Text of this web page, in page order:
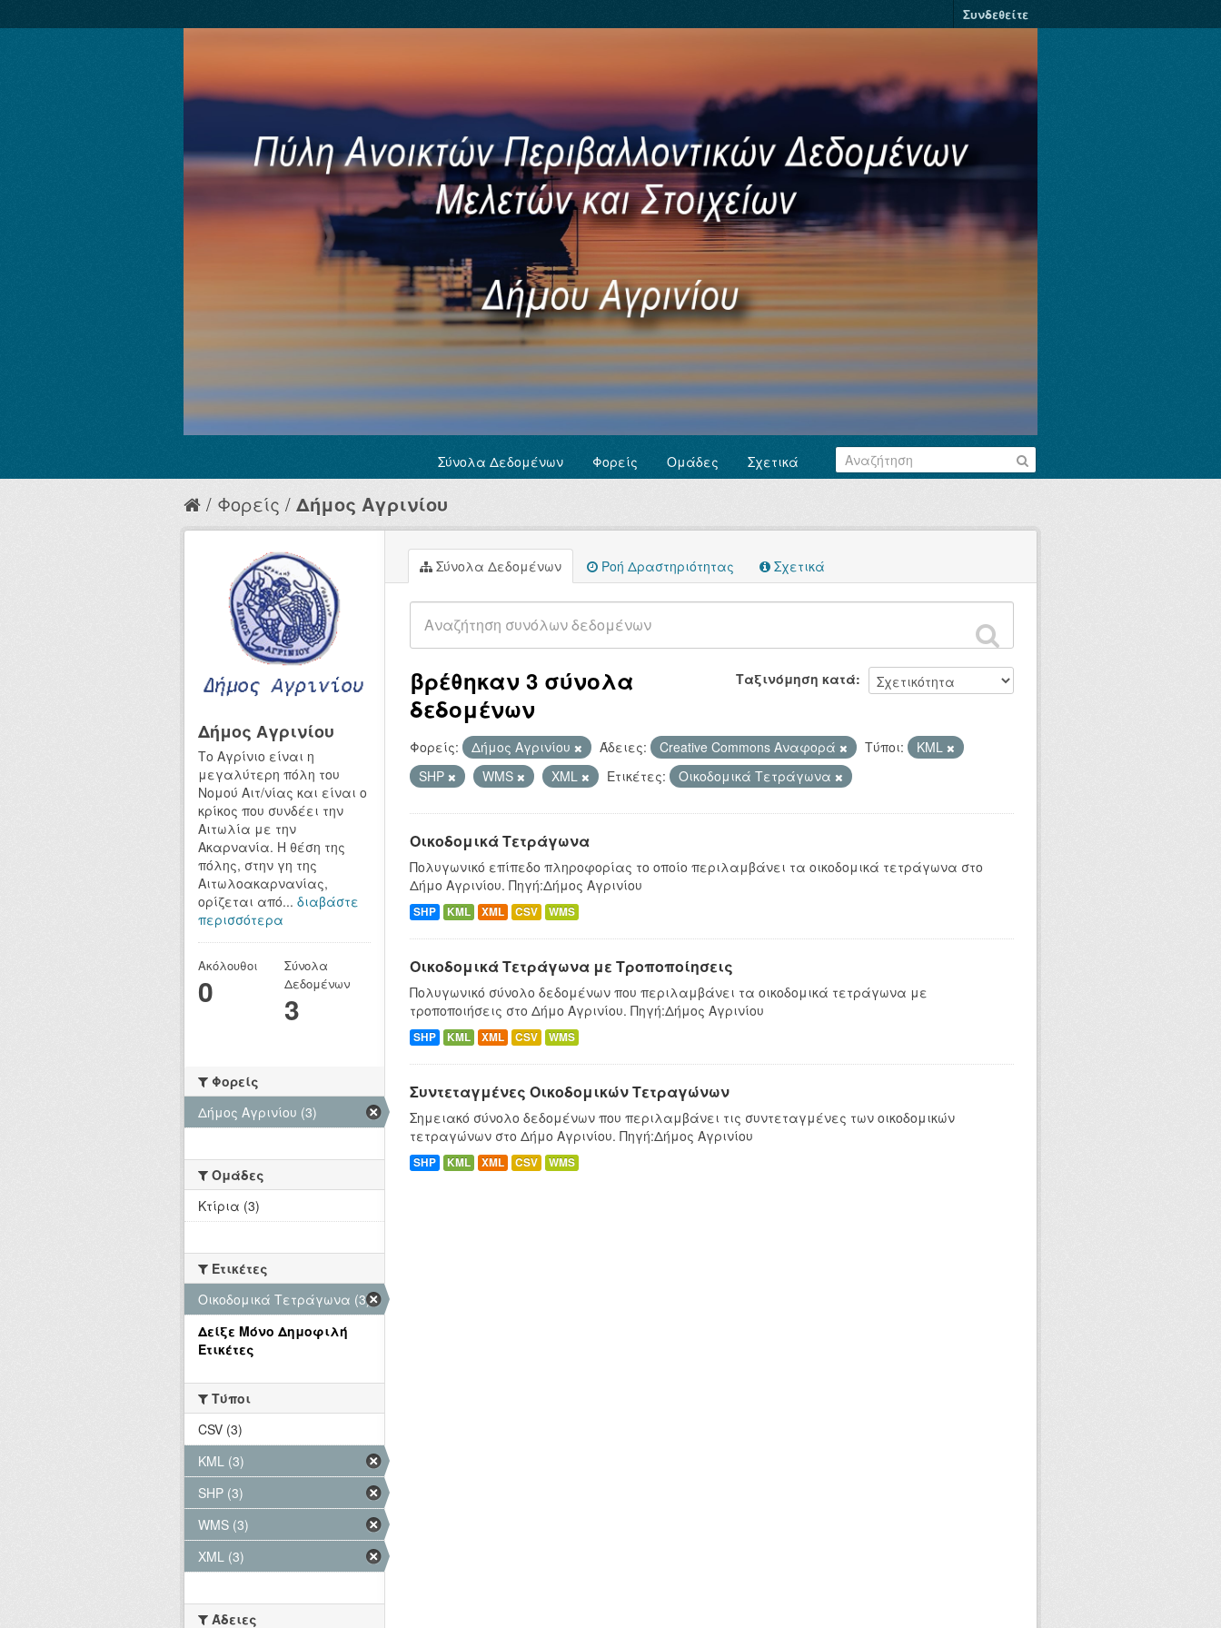
Συνδεθείτε
Σύνολα Δεδομένων Φορείς Ομάδες Σχετικά
Φορείς Δήμος Αγρινίου
Σύνολα Δεδομένων Ροή Δραστηριότητας Σχετικά
Ταξινόμηση κατά
βρέθηκαν 3 σύνολα
δεδομένων
Φορείς: Δήμος Αγρινίου Άδειες: Creative Commons Αναφορά Τύποι:
KML
SHP
WMS XML Ετικέτες: Οικοδομικά Τετράγωνα
Οικοδομικά Τετράγωνα
Πολυγωνικό επίπεδο πληροφορίας το οποίο περιλαμβάνει τα οικοδομικά τετράγωνα στο
Δήμο Αγρινίου. Πηγή:Δήμος Αγρινίου
SHP KML XML CSV WMS
Οικοδομικά Τετράγωνα με Τροποποίησεις
Πολυγωνικό σύνολο δεδομένων που περιλαμβάνει τα οικοδομικά τετράγωνα με
τροποποιήσεις στο Δήμο Αγρινίου. Πηγή:Δήμος Αγρινίου
SHP KML XML CSV WMS
Συντεταγμένες Oικοδομικών Tετραγώνων
Σημειακό σύνολο δεδομένων που περιλαμβάνει τις συντεταγμένες των οικοδομικών
τετραγώνων στο Δήμο Αγρινίου. Πηγή:Δήμος Αγρινίου
SHP KML XML CSV WMS
Δήμος Αγρινίου
Το Αγρίνιο είναι η
μεγαλύτερη πόλη του
Νομού Αιτ/νίας και είναι ο
κρίκος που συνδέει την
Αιτωλία με την
Ακαρνανία. Η θέση της
πόλης, στην γη της
Αιτωλοακαρνανίας,
ορίζεται από... διαβάστε
περισσότερα
Ακόλουθοι
0
Σύνολα
Δεδομένων
3
Φορείς
Δήμος Αγρινίου (3)
Ομάδες
Κτίρια (3)
Ετικέτες
Οικοδομικά Τετράγωνα (3)
Δείξε Μόνο Δημοφιλή
Ετικέτες
Τύποι
CSV (3)
KML (3)
SHP (3)
WMS (3)
XML (3)
Άδειες